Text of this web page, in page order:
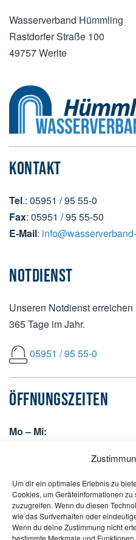
Um dir ein optimales Erlebnis zu
Cookies, um Geräteinformationen
zuzugreifen. Wenn du diesen
wie das Surfverhalten oder
Wenn du deine Zustimmung nicht
bestimmte Merkmale und
Wasserverband Hümmling
Rastdorfer Straße 100
49757 Werlte
KONTAKT
Tel.: 05951 / 95 55-0
Fax: 05951 / 95 55-50
E-Mail:
NOTDIENST
Unseren Notdienst
365 Tage im Jahr.
05951 / 95 55-0
ÖFFNUNGSZEITEN
Mo – Mi:
13:30 bis 17:00 Uhr
Do:
07:30 bis 12:30 Uhr +
13:30 bis 16:30 Uhr